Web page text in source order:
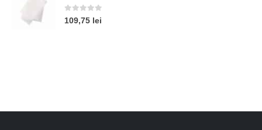
0 out of 5
109,75 lei